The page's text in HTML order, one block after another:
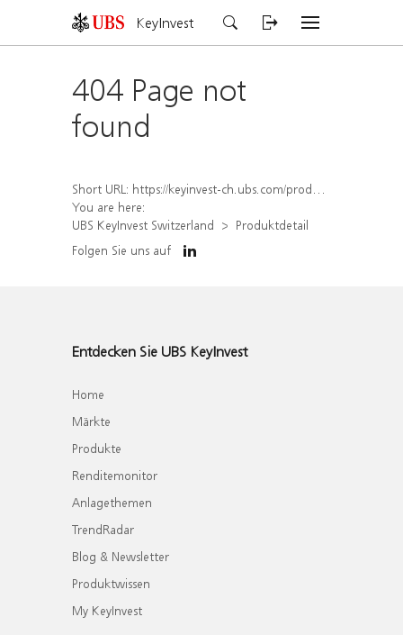
KeyInvest
404 Page not
found
Short URL: https://keyinvest-ch.ubs.com/produkt/detail/index/isin/CH1564677966
You are here:
UBS KeyInvest Switzerland
Produktdetail
Folgen Sie uns auf
Entdecken Sie UBS KeyInvest
Home
Märkte
Produkte
Renditemonitor
Anlagethemen
TrendRadar
Blog & Newsletter
Produktwissen
My KeyInvest